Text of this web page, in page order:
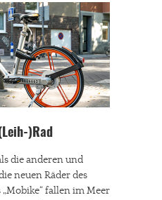
)Rad
die anderen und
neuen Räder des
fallen im Meer